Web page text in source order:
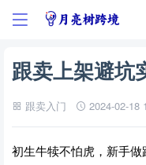
跟卖上架避坑
跟卖入门 2024-02-18
初生牛犊不怕虎，新手